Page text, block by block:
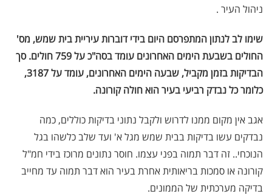
ניהול העיר .
שימו לב לנתון המתפרסם היום בידי דוברות עיריית בית שמש, מס'
החולים בשבעת הימים האחרונים עומד בסה"כ על 759 חולים. סך
הבדיקות בזמן מקביל, שבעה הימים האחרונים, עומד על 3187,
כלומר כל נבדק רביעי בעיר הוא חולה קורונה.
אגב אין מקום ממנו לדרוש ולקבל נתוני בדיקות כוללים, כמה
נבדקים עשו בדיקות בבית שמש מגל א' ועד שלב כלשהו בגל
הנוכחי.. זה דבר תמוה בפני עצמו. חוסר נתונים מרוכז בידי חמ"ל
קורונה או סמכות בריאותית אחרת בעיר הוא דבר תמוה עד מחייב
בדיקה מערכתית של הממונים.